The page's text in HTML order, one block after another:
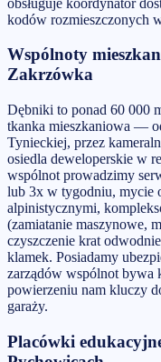
kodów rozmieszczonych
Wspólnoty
Zakrzówka
Dębniki to ponad 60 000
tkanka mieszkaniowa —
Tynieckiej, przez
osiedla deweloperskie w
wspólnot prowadzimy
lub 3x w tygodniu, mycie
alpinistycznymi,
(zamiatanie maszynowe,
czyszczenie krat
klamek. Posiadamy
zarządów wspólnot bywa
powierzeniu nam kluczy
garaży.
Placówki